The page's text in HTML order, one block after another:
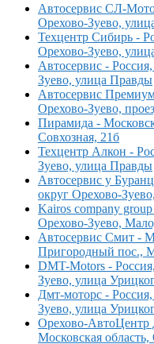
Автосервис СЛ-
Орехово-Зуево,
Техцентр Сибирь -
Орехово-Зуево,
Автосервис -
Зуево, улица Правды
Автосервис
Орехово-Зуево,
Пирамида -
Совхозная, 21б
Техцентр Алкон -
Зуево, улица Правды
Автосервис у
округ Орехово-
Kairos company
Орехово-Зуево,
Автосервис Смит -
Пригородный пос.,
DMT-Motors -
Зуево, улица
Дмт-моторс -
Зуево, улица
Орехово-АвтоЦентр
Московская